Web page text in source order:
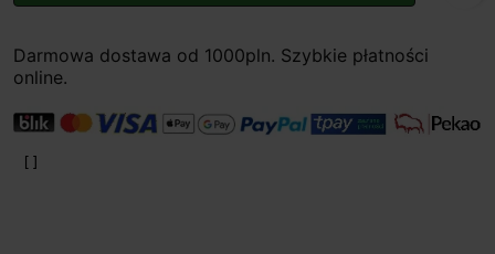
Darmowa dostawa od 1000pln. Szybkie płatności
online.